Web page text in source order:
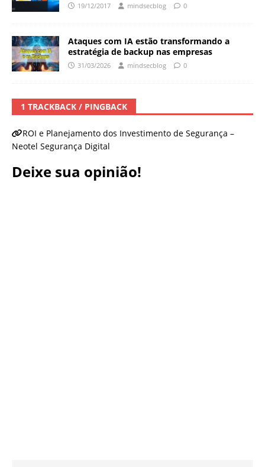
19/12/2017 mindsecblog 0
Ataques com IA estão transformando a
estratégia de backup nas empresas
31/03/2026 mindsecblog 0
1 TRACKBACK / PINGBACK
ROI e Planejamento dos Investimento de Segurança –
Neotel Segurança Digital
Deixe sua opinião!